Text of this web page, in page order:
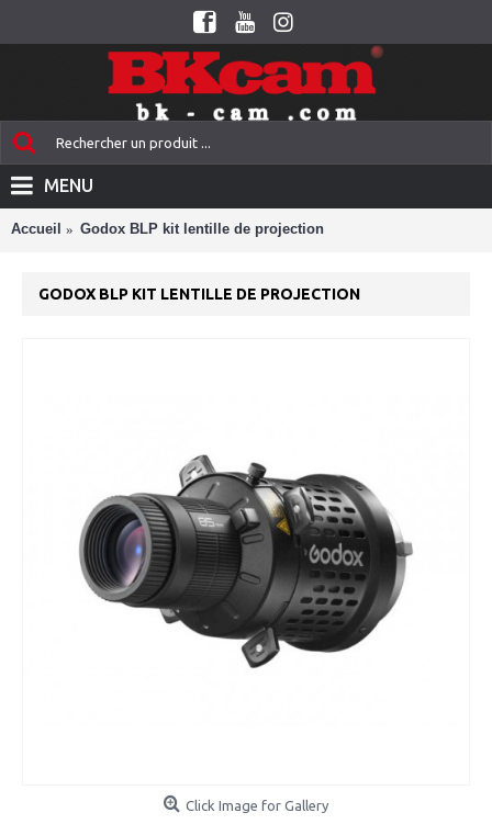
MENU
Accueil Godox BLP kit lentille de projection
GODOX BLP KIT LENTILLE DE PROJECTION
Click Image for Gallery